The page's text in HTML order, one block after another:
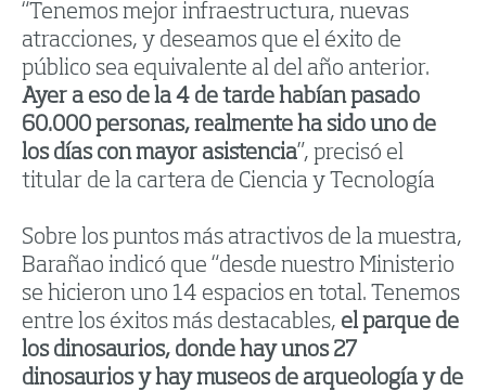
“Tenemos mejor infraestructura, nuevas
atracciones, y deseamos que el éxito de
público sea equivalente al del año anterior.
Ayer a eso de la 4 de tarde habían pasado
60.000 personas, realmente ha sido uno de
los días con mayor asistencia”, precisó el
titular de la cartera de Ciencia y Tecnología
Sobre los puntos más atractivos de la muestra,
Barañao indicó que “desde nuestro Ministerio
se hicieron uno 14 espacios en total. Tenemos
entre los éxitos más destacables, el parque de
los dinosaurios, donde hay unos 27
dinosaurios y hay museos de arqueología y de